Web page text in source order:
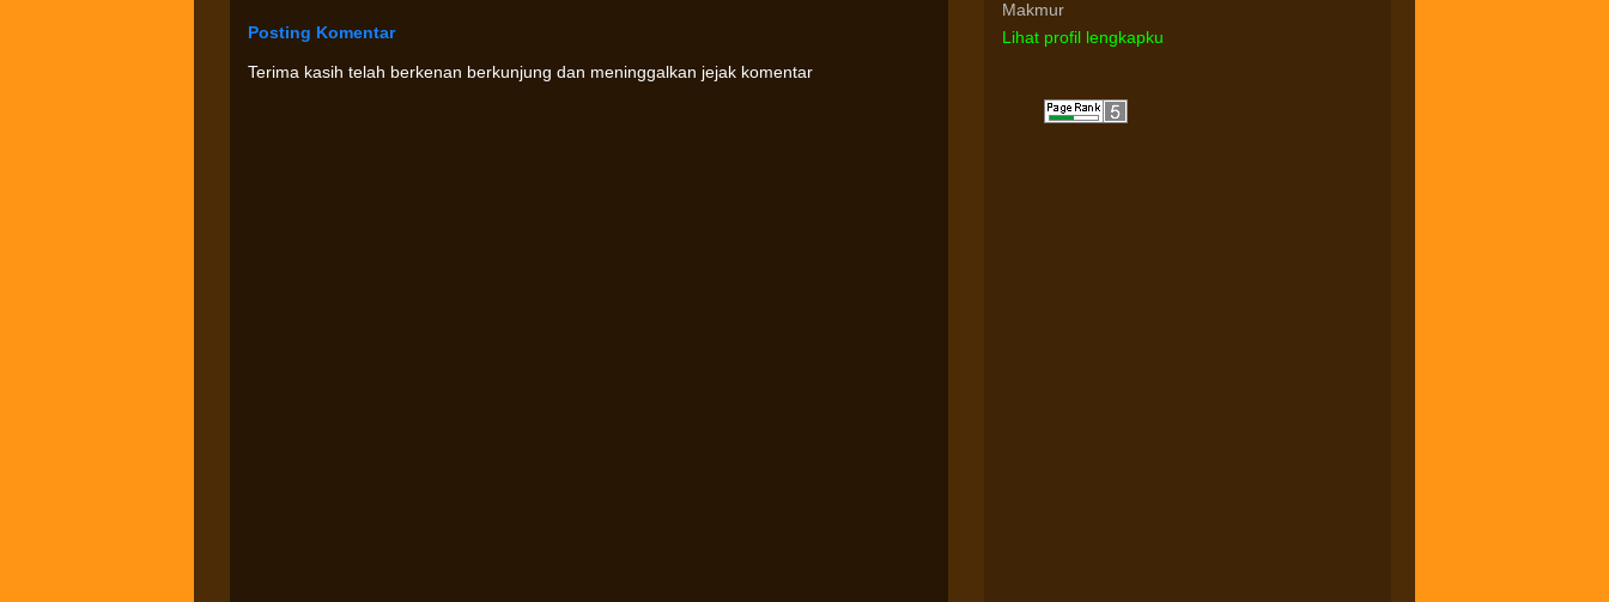
Posting Komentar
Terima kasih telah berkenan berkunjung dan meninggalkan jejak komentar
Makmur
Lihat profil lengkapku